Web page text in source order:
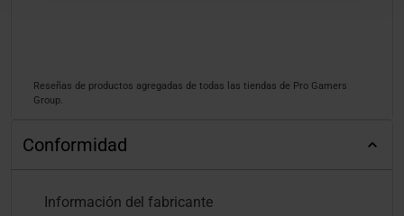
Reseñas de productos agregadas de todas las tiendas de Pro Gamers
Group.
Conformidad
Información del fabricante